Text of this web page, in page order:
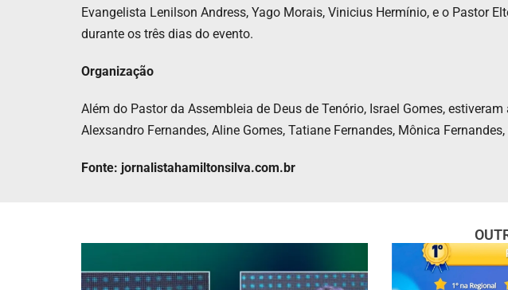
Evangelista Lenilson Andress, Yago Morais, Vinicius Hermínio, e o Pastor
durante os três dias do evento.
Organização
Além do Pastor da Assembleia de Deus de Tenório, Israel Gomes,
Alexsandro Fernandes, Aline Gomes, Tatiane Fernandes, Mônica
Fonte: jornalistahamiltonsilva.com.br